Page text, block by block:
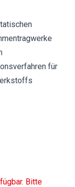
für
Bitte